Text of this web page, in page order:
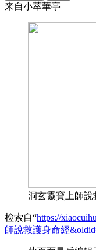
来自小萃華亭
洞玄靈寶上師說
检索自“https://
師說救護身命經